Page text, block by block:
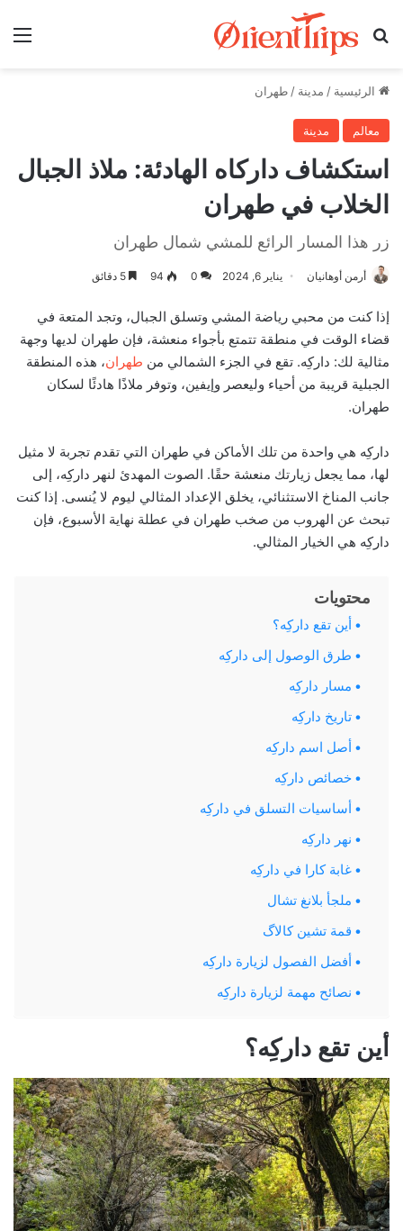
بحث عن
الرئيسية / مدينة / طهران
معالم مدينة
استكشاف داركاه الهادئة: ملاذ الجبال
الخلاب في طهران
زر هذا المسار الرائع للمشي شمال طهران
أرمن أوهانيان يناير 6, 2024 0
94
إذا كنت من محبي رياضة المشي وتسلق الجبال، وتجد المتعة في
قضاء الوقت في منطقة تتمتع بأجواء منعشة، فإن طهران لديها وجهة
مثالية لك: داركِه. تقع في الجزء الشمالي من طهران، هذه المنطقة
الجبلية قريبة من أحياء وليعصر وإيفين، وتوفر ملاذًا هادئًا لسكان
طهران.
داركِه هي واحدة من تلك الأماكن في طهران التي تقدم تجربة لا مثيل
لها، مما يجعل زيارتك منعشة حقًا. الصوت المهدئ لنهر داركِه، إلى
جانب المناخ الاستثنائي، يخلق الإعداد المثالي ليوم لا يُنسى. إذا كنت
تبحث عن الهروب من صخب طهران في عطلة نهاية الأسبوع، فإن
داركِه هي الخيار المثالي.
محتويات
أين تقع داركِه؟
طرق الوصول إلى داركِه
مسار داركِه
تاريخ داركِه
أصل اسم داركِه
خصائص داركِه
أساسيات التسلق في داركِه
نهر داركِه
غابة كارا في داركِه
ملجأ بلانغ تشال
قمة تشين كالاگ
أفضل الفصول لزيارة داركِه
نصائح مهمة لزيارة داركِه
أين تقع داركِه؟